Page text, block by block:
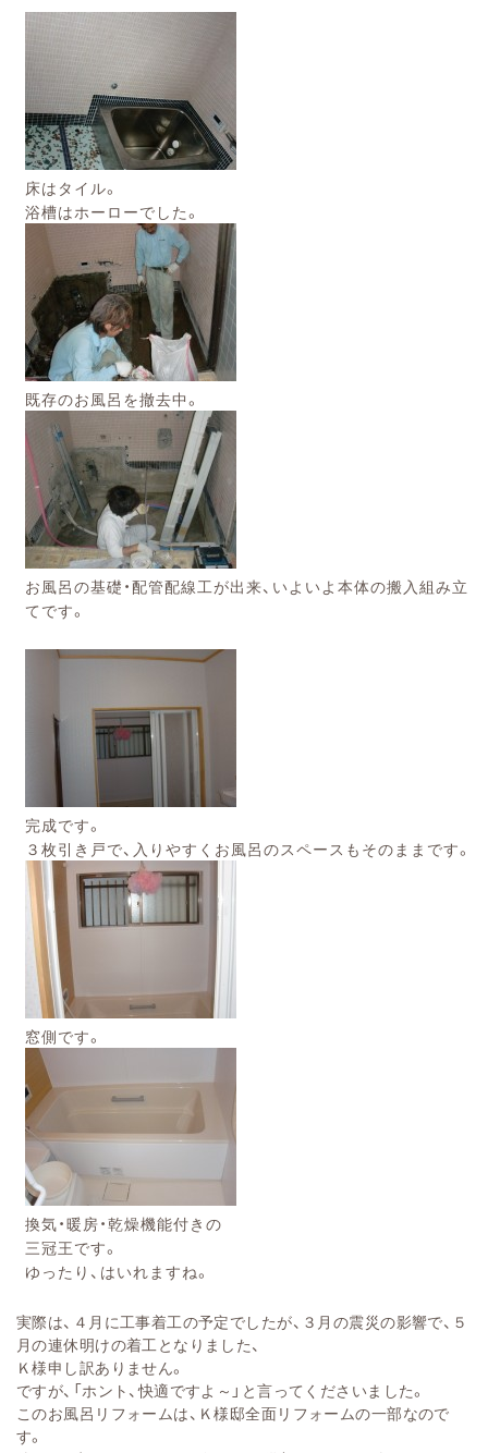
床はタイル。
浴槽はホーローでした。
既存のお風呂を撤去中。
お風呂の基礎・配管配線工が出来、いよいよ本体の搬入組み立
てです。
完成です。
３枚引き戸で、入りやすくお風呂のスペースもそのままです。
窓側です。
換気・暖房・乾燥機能付きの
三冠王です。
ゆったり、はいれますね。
実際は、４月に工事着工の予定でしたが、３月の震災の影響で、５
月の連休明けの着工となりました、
Ｋ様申し訳ありません。
ですが、「ホント、快適ですよ～」と言ってくださいました。
このお風呂リフォームは、Ｋ様邸全面リフォームの一部なので
す。